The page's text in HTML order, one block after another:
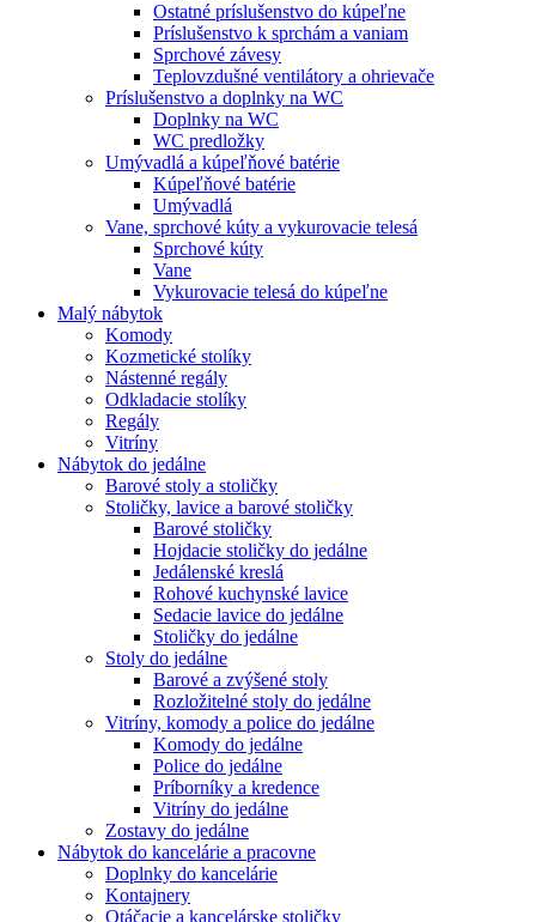
Ostatné príslušenstvo do kúpeľne
Príslušenstvo k sprchám a vaniam
Sprchové závesy
Teplovzdušné ventilátory a ohrievače
Príslušenstvo a doplnky na WC
Doplnky na WC
WC predložky
Umývadlá a kúpeľňové batérie
Kúpeľňové batérie
Umývadlá
Vane, sprchové kúty a vykurovacie telesá
Sprchové kúty
Vane
Vykurovacie telesá do kúpeľne
Malý nábytok
Komody
Kozmetické stolíky
Nástenné regály
Odkladacie stolíky
Regály
Vitríny
Nábytok do jedálne
Barové stoly a stoličky
Stoličky, lavice a barové stoličky
Barové stoličky
Hojdacie stoličky do jedálne
Jedálenské kreslá
Rohové kuchynské lavice
Sedacie lavice do jedálne
Stoličky do jedálne
Stoly do jedálne
Barové a zvýšené stoly
Rozložitelné stoly do jedálne
Vitríny, komody a police do jedálne
Komody do jedálne
Police do jedálne
Príborníky a kredence
Vitríny do jedálne
Zostavy do jedálne
Nábytok do kancelárie a pracovne
Doplnky do kancelárie
Kontajnery
Otáčacie a kancelárske stoličky